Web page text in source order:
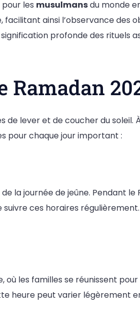
les musulmansdu monde
ainsi l’observance des
profonde des rituels
Ramadan
lever et de coucher du soleil.
pour chaque jour important :
la journée de jeûne. Pendant le
ces horaires régulièrement.
où les familles se réunissent
heure peut varier légèrement